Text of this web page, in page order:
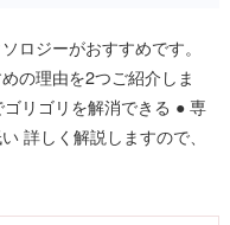
ロジーがおすすめです。
の理由を2つご紹介しま
リゴリを解消できる ● 専
詳しく解説しますので、